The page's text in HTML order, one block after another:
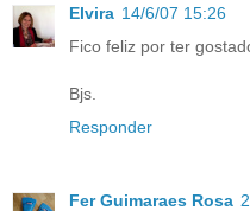
Elvira 14/6/07 15:26
Fico feliz por ter
Bjs.
Responder
Fer Guimaraes Rosa